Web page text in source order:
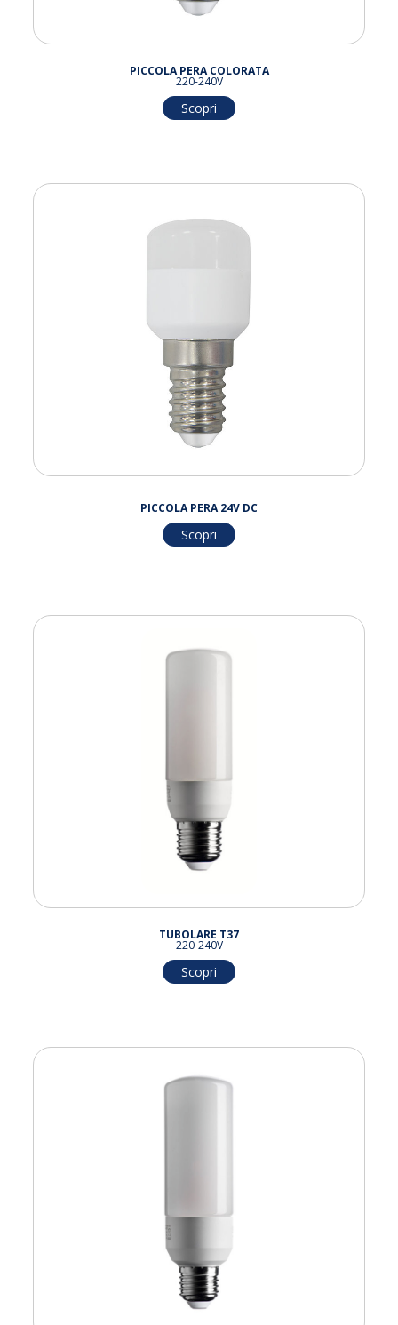
PICCOLA PERA COLORATA
220-240V
Scopri
PICCOLA PERA 24V DC
Scopri
TUBOLARE T37
220-240V
Scopri